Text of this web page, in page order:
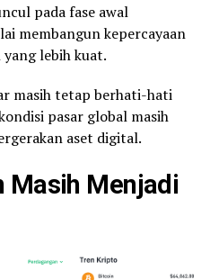
pada fase awal
membangun kepercayaan
lebih kuat.
masih tetap berhati-hati
pasar global masih
aset digital.
Masih Menjadi